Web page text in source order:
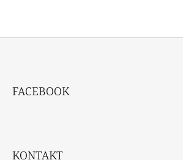
FACEBOOK
KONTAKT